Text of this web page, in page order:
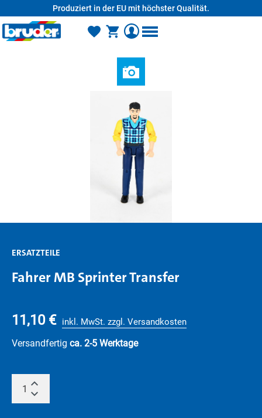
Produziert in der EU mit höchster Qualität.
ERSATZTEILE
Fahrer MB Sprinter Transfer
11,10 € inkl. MwSt. zzgl. Versandkosten
Versandfertig ca. 2-5 Werktage